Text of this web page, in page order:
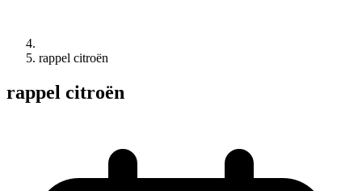
rappel citroën
rappel citroën